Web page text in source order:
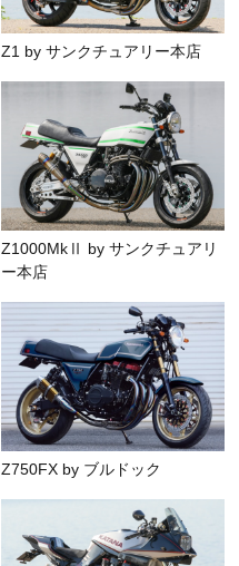
Z1 by サンクチュアリー本店
Z1000MkⅡ by サンクチュアリ
ー本店
Z750FX by ブルドック